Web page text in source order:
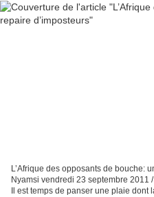
L’Afrique des opposants de bouche:
Nyamsi vendredi 23 septembre 2011
Il est temps de panser une plaie